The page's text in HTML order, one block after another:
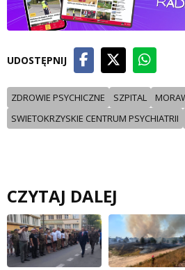
UDOSTĘPNIJ
ZDROWIE PSYCHICZNE SZPITAL
SWIETOKRZYSKIE CENTRUM PSYCHIATRII
CZYTAJ DALEJ